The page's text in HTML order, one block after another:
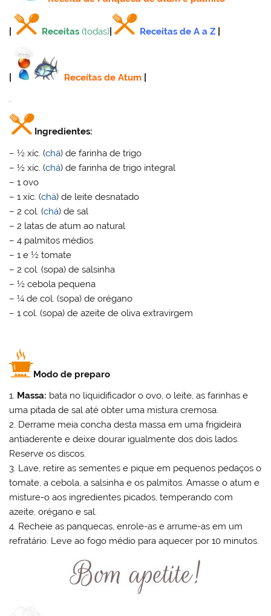
Receitas (todas) Receitas de A a Z
Receitas de Atum
.
Ingredientes:
– ½ xíc. (chá) de farinha de trigo
– ½ xíc. (chá) de farinha de trigo integral
– 1 ovo
– 1 xíc. (chá) de leite desnatado
– 2 col. (chá) de sal
– 2 latas de atum ao natural
– 4 palmitos médios
– 1 e ½ tomate
– 2 col. (sopa) de salsinha
– ½ cebola pequena
– ¼ de col. (sopa) de orégano
– 1 col. (sopa) de azeite de oliva extravirgem
Modo de preparo
1. Massa: bata no liquidificador o ovo, o leite, as farinhas e
uma pitada de sal até obter uma mistura cremosa.
2. Derrame meia concha desta massa em uma frigideira
antiaderente e deixe dourar igualmente dos dois lados.
Reserve os discos.
3. Lave, retire as sementes e pique em pequenos pedaços o
tomate, a cebola, a salsinha e os palmitos. Amasse o atum e
misture-o aos ingredientes picados, temperando com
azeite, orégano e sal.
4. Recheie as panquecas, enrole-as e arrume-as em um
refratário. Leve ao fogo médio para aquecer por 10 minutos.